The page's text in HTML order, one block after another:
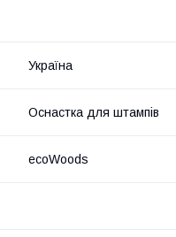
Україна
Оснастка для штампів
ecoWoods